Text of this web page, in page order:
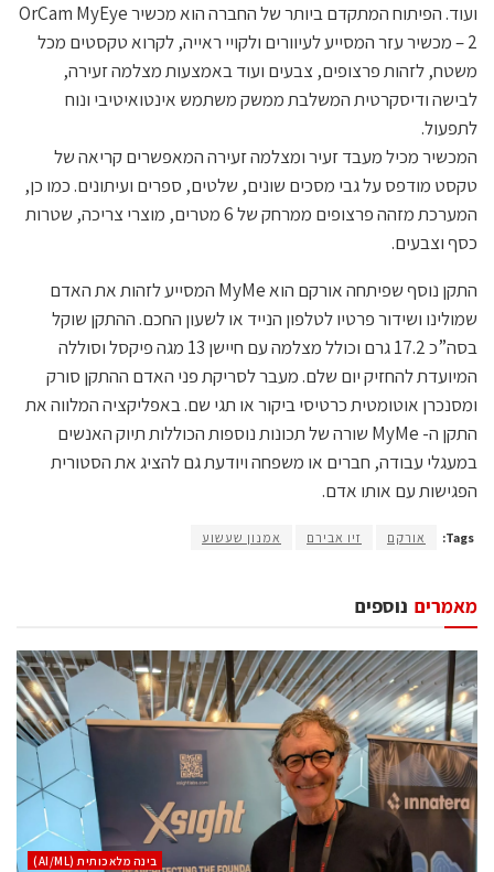
ועוד. הפיתוח המתקדם ביותר של החברה הוא מכשיר OrCam MyEye
2 – מכשיר עזר המסייע לעיוורים ולקויי ראייה, לקרוא טקסטים מכל
משטח, לזהות פרצופים, צבעים ועוד באמצעות מצלמה זעירה,
לבישה ודיסקרטית המשלבת ממשק משתמש אינטואיטיבי ונוח
לתפעול.
המכשיר מכיל מעבד זעיר ומצלמה זעירה המאפשרים קריאה של
טקסט מודפס על גבי מסכים שונים, שלטים, ספרים ועיתונים. כמו כן,
המערכת מזהה פרצופים ממרחק של 6 מטרים, מוצרי צריכה, שטרות
כסף וצבעים.
התקן נוסף שפיתחה אורקם הוא MyMe המסייע לזהות את האדם
שמולינו ושידור פרטיו לטלפון הנייד או לשעון החכם. ההתקן שוקל
בסה”כ 17.2 גרם וכולל מצלמה עם חיישן 13 מגה פיקסל וסוללה
המיועדת להחזיק יום שלם. מעבר לסריקת פני האדם ההתקן סורק
ומסנכרן אוטומטית כרטיסי ביקור או תגי שם. באפליקציה המלווה את
התקן ה- MyMe שורה של תכונות נוספות הכוללות תיוק האנשים
במעגלי עבודה, חברים או משפחה ויודעת גם להציג את הסטורית
הפגישות עם אותו אדם.
Tags: אורקם זיו אבירם אמנון שעשוע
נוספים מאמרים
בינה מלאכותית (AI/ML)